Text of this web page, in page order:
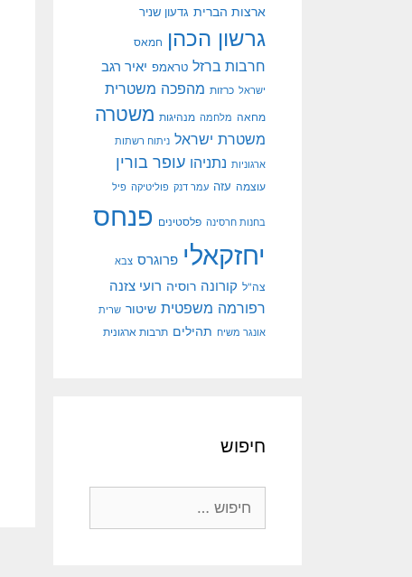
ארצות הברית גדעון שניר
גרשון הכהן חמאס
חרבות ברזל טראמפ יאיר רגב
ישראל כרזות מהפכה משטרית
מחאה מלחמה מנהיגות משטרה
משטרת ישראל ניתוח רשתות
ארגוניות נתניהו עופר בורין
עוצמה עזה עמר דנק פוליטיקה פיל
בחנות חרסינה פלסטינים פנחס
יחזקאלי פרוגרס צבא
צה"ל קורונה רוסיה רועי צזנה
רפורמה משפטית שיטור שרית
אונגר משיח תהילים תרבות ארגונית
חיפוש